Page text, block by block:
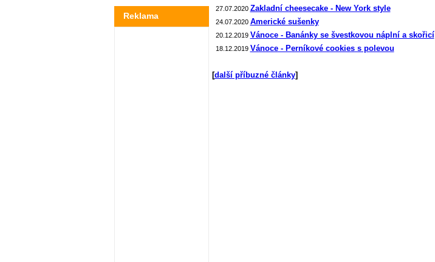
Reklama
27.07.2020 Zakladní cheesecake - New York style
24.07.2020 Americké sušenky
20.12.2019 Vánoce - Banánky se švestkovou náplní a skořicí
18.12.2019 Vánoce - Perníkové cookies s polevou
[další příbuzné články]